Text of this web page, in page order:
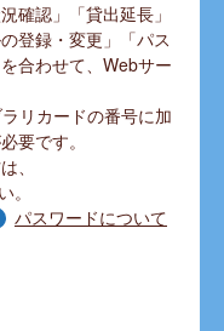
確認」「貸出延長」
登録・変更」「パス
合わせて、Webサー
リカードの番号に加
要です。
、
。
パスワードについて